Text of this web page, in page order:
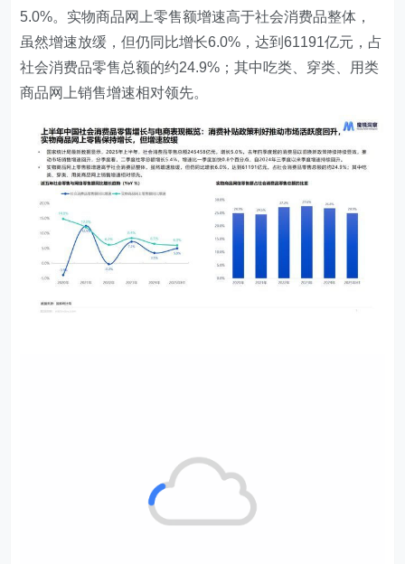
5.0%。实物商品网上零售额增速高于社会消费品整体，
虽然增速放缓，但仍同比增长6.0%，达到61191亿元，占
社会消费品零售总额的约24.9%；其中吃类、穿类、用类
商品网上销售增速相对领先。